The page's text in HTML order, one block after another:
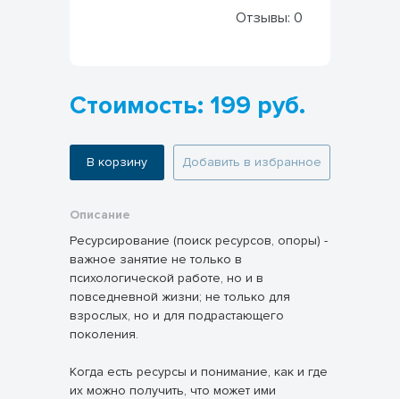
Отзывы: 0
Стоимость: 199 руб.
В корзину Добавить в избранное
Описание
Ресурсирование (поиск ресурсов, опоры) -
важное занятие не только в
психологической работе, но и в
повседневной жизни; не только для
взрослых, но и для подрастающего
поколения.
Когда есть ресурсы и понимание, как и где
их можно получить, что может ими